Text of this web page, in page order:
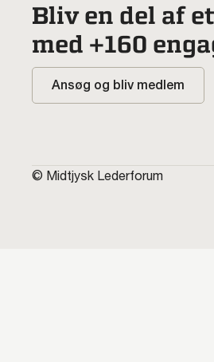
Bliv en del af
med +160
Ansøg og bliv medlem
© Midtjysk Lederforum